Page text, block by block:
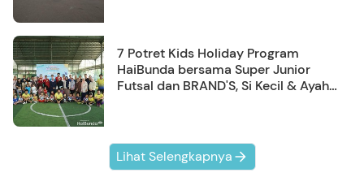
7 Potret Kids Holiday Program
HaiBunda bersama Super Junior
Futsal dan BRAND'S, Si Kecil & Ayah
Lihat Selengkapnya